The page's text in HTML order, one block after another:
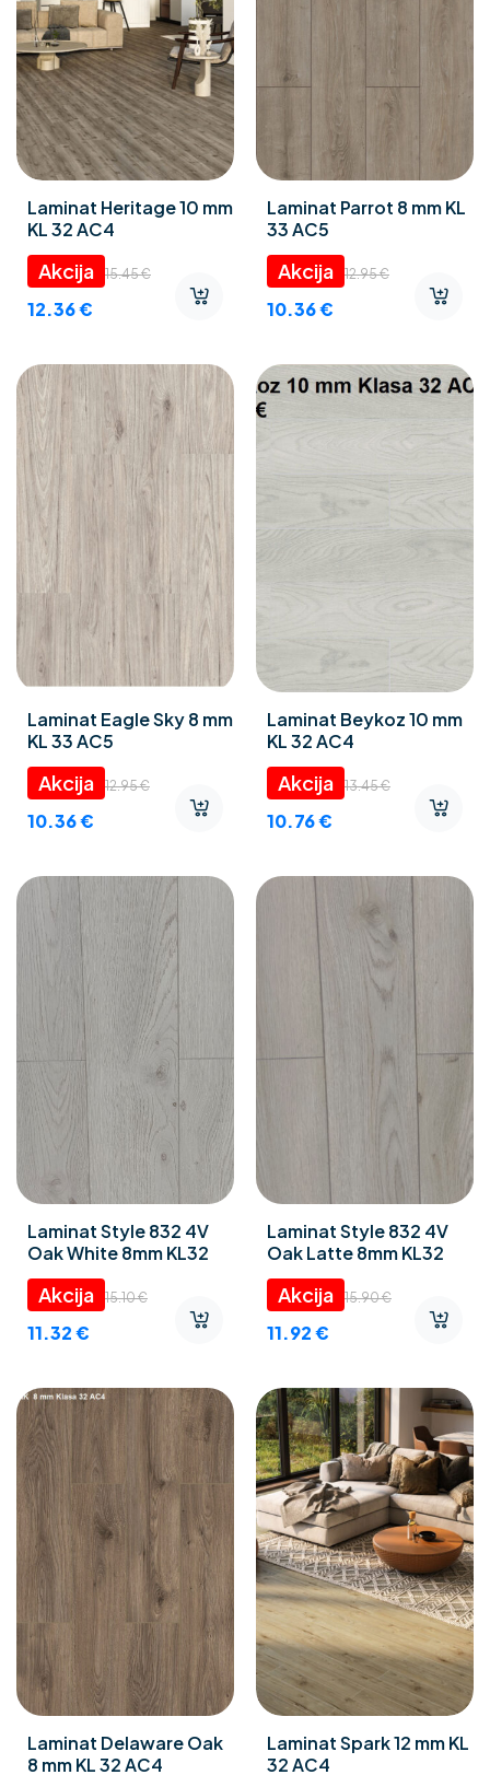
Laminat Heritage 10 mm
KL 32 AC4
15.45€
12.36€
Laminat Parrot 8 mm KL
33 AC5
12.95€
10.36€
Laminat Eagle Sky 8 mm
KL 33 AC5
12.95€
10.36€
Laminat Beykoz 10 mm
KL 32 AC4
13.45€
10.76€
Laminat Style 832 4V
Oak White 8mm KL32
15.10€
11.32€
Laminat Style 832 4V
Oak Latte 8mm KL32
15.90€
11.92€
Laminat Delaware Oak
8 mm KL 32 AC4
Laminat Spark 12 mm KL
32 AC4